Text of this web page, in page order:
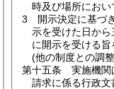
時及び場所におい
3
開示決定に基づ
示を受けた日か
に開示を受ける旨
(他の制度との調
第十五条
実施機関
請求に係る行政文